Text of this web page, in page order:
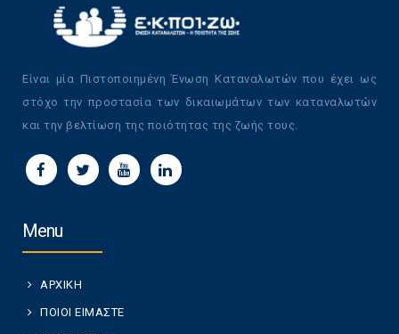
Είναι μία Πιστοποιημένη Ένωση Καταναλωτών που έχει ως
στόχο την προστασία των δικαιωμάτων των καταναλωτών
και την βελτίωση της ποιότητας της ζωής τους.
Menu
ΑΡΧΙΚΗ
ΠΟΙΟΙ ΕΙΜΑΣΤΕ